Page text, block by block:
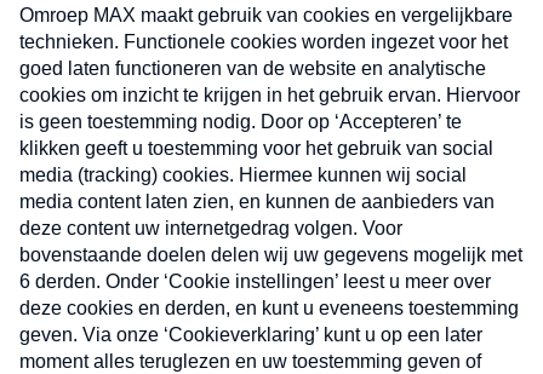
uw mailbox.
Verzend
Nieuwsbrief
Neem hier een gratis abonnement op onze